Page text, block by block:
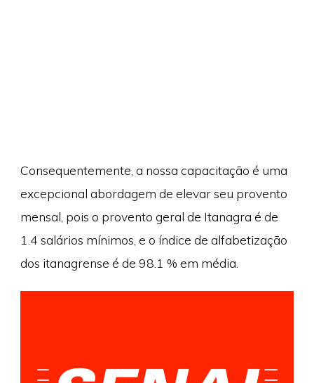
Consequentemente, a nossa capacitação é uma
excepcional abordagem de elevar seu provento
mensal, pois o provento geral de Itanagra é de
1.4 salários mínimos, e o índice de alfabetização
dos itanagrense é de 98.1 % em média.